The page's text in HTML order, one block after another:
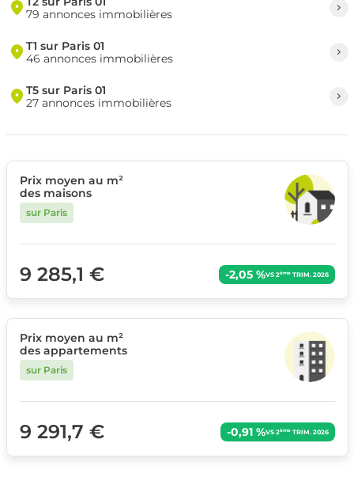
79 annonces immobilières
T1 sur Paris 01
46 annonces immobilières
T5 sur Paris 01
27 annonces immobilières
Prix moyen au m²
des maisons
sur Paris
9 285,1 € -2,05 %VS 2èmeTRIM. 2026
Prix moyen au m²
des appartements
sur Paris
9 291,7 € -0,91 %VS 2èmeTRIM. 2026